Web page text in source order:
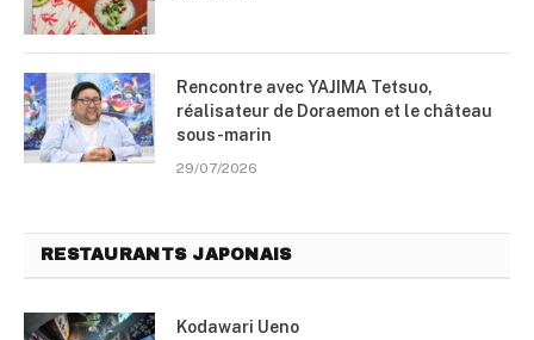
Rencontre avec YAJIMA Tetsuo,
réalisateur de Doraemon et le château
sous-marin
29/07/2026
RESTAURANTS JAPONAIS
Kodawari Ueno